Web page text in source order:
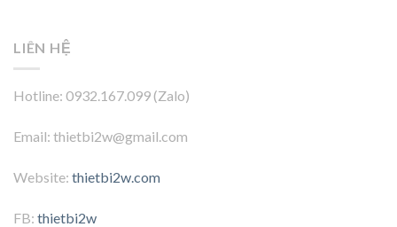
LIÊN HỆ
Hotline: 0932.167.099 (Zalo)
Email: thietbi2w@gmail.com
Website: thietbi2w.com
FB: thietbi2w